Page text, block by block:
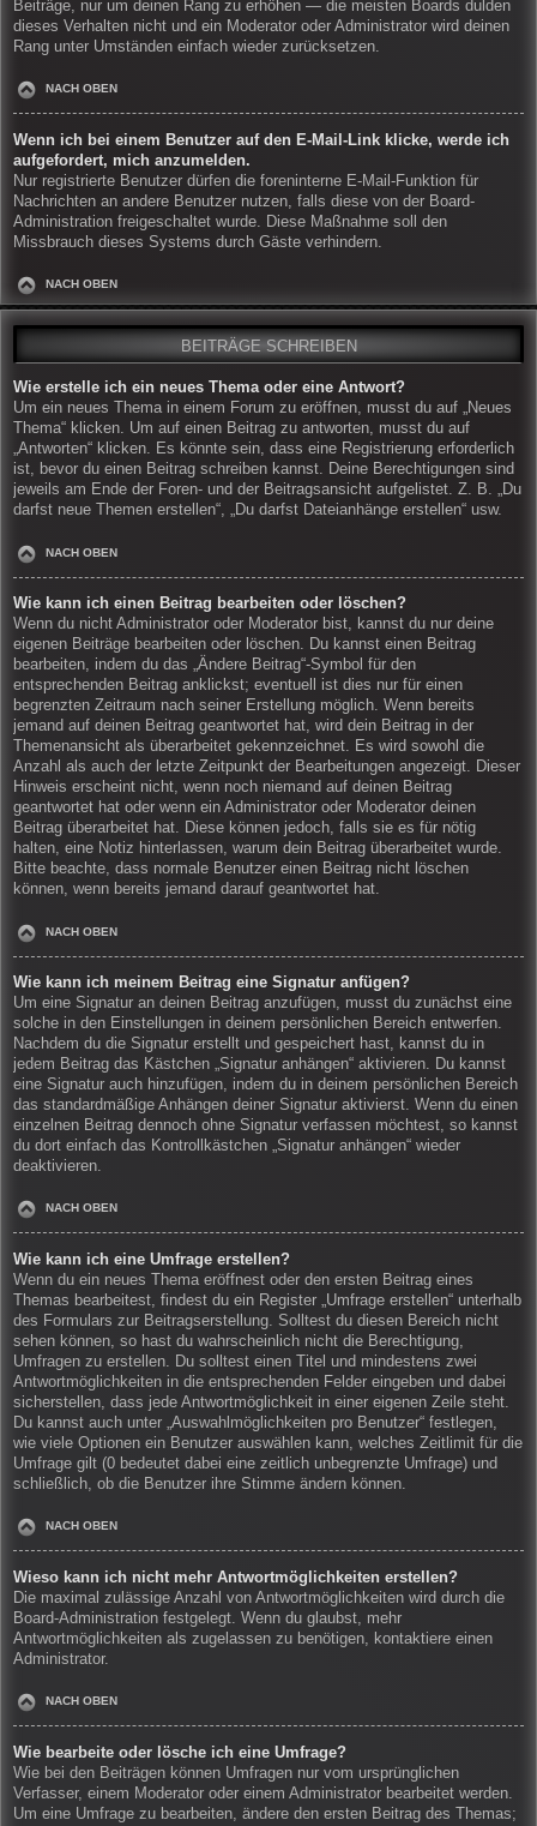
Beiträge, nur um deinen Rang zu erhöhen — die meisten Boards dulden
dieses Verhalten nicht und ein Moderator oder Administrator wird deinen
Rang unter Umständen einfach wieder zurücksetzen.
NACH OBEN
Wenn ich bei einem Benutzer auf den E-Mail-Link klicke, werde ich
aufgefordert, mich anzumelden.
Nur registrierte Benutzer dürfen die foreninterne E-Mail-Funktion für
Nachrichten an andere Benutzer nutzen, falls diese von der Board-
Administration freigeschaltet wurde. Diese Maßnahme soll den
Missbrauch dieses Systems durch Gäste verhindern.
NACH OBEN
BEITRÄGE SCHREIBEN
Wie erstelle ich ein neues Thema oder eine Antwort?
Um ein neues Thema in einem Forum zu eröffnen, musst du auf „Neues
Thema“ klicken. Um auf einen Beitrag zu antworten, musst du auf
„Antworten“ klicken. Es könnte sein, dass eine Registrierung erforderlich
ist, bevor du einen Beitrag schreiben kannst. Deine Berechtigungen sind
jeweils am Ende der Foren- und der Beitragsansicht aufgelistet. Z. B. „Du
darfst neue Themen erstellen“, „Du darfst Dateianhänge erstellen“ usw.
NACH OBEN
Wie kann ich einen Beitrag bearbeiten oder löschen?
Wenn du nicht Administrator oder Moderator bist, kannst du nur deine
eigenen Beiträge bearbeiten oder löschen. Du kannst einen Beitrag
bearbeiten, indem du das „Ändere Beitrag“-Symbol für den
entsprechenden Beitrag anklickst; eventuell ist dies nur für einen
begrenzten Zeitraum nach seiner Erstellung möglich. Wenn bereits
jemand auf deinen Beitrag geantwortet hat, wird dein Beitrag in der
Themenansicht als überarbeitet gekennzeichnet. Es wird sowohl die
Anzahl als auch der letzte Zeitpunkt der Bearbeitungen angezeigt. Dieser
Hinweis erscheint nicht, wenn noch niemand auf deinen Beitrag
geantwortet hat oder wenn ein Administrator oder Moderator deinen
Beitrag überarbeitet hat. Diese können jedoch, falls sie es für nötig
halten, eine Notiz hinterlassen, warum dein Beitrag überarbeitet wurde.
Bitte beachte, dass normale Benutzer einen Beitrag nicht löschen
können, wenn bereits jemand darauf geantwortet hat.
NACH OBEN
Wie kann ich meinem Beitrag eine Signatur anfügen?
Um eine Signatur an deinen Beitrag anzufügen, musst du zunächst eine
solche in den Einstellungen in deinem persönlichen Bereich entwerfen.
Nachdem du die Signatur erstellt und gespeichert hast, kannst du in
jedem Beitrag das Kästchen „Signatur anhängen“ aktivieren. Du kannst
eine Signatur auch hinzufügen, indem du in deinem persönlichen Bereich
das standardmäßige Anhängen deiner Signatur aktivierst. Wenn du einen
einzelnen Beitrag dennoch ohne Signatur verfassen möchtest, so kannst
du dort einfach das Kontrollkästchen „Signatur anhängen“ wieder
deaktivieren.
NACH OBEN
Wie kann ich eine Umfrage erstellen?
Wenn du ein neues Thema eröffnest oder den ersten Beitrag eines
Themas bearbeitest, findest du ein Register „Umfrage erstellen“ unterhalb
des Formulars zur Beitragserstellung. Solltest du diesen Bereich nicht
sehen können, so hast du wahrscheinlich nicht die Berechtigung,
Umfragen zu erstellen. Du solltest einen Titel und mindestens zwei
Antwortmöglichkeiten in die entsprechenden Felder eingeben und dabei
sicherstellen, dass jede Antwortmöglichkeit in einer eigenen Zeile steht.
Du kannst auch unter „Auswahlmöglichkeiten pro Benutzer“ festlegen,
wie viele Optionen ein Benutzer auswählen kann, welches Zeitlimit für die
Umfrage gilt (0 bedeutet dabei eine zeitlich unbegrenzte Umfrage) und
schließlich, ob die Benutzer ihre Stimme ändern können.
NACH OBEN
Wieso kann ich nicht mehr Antwortmöglichkeiten erstellen?
Die maximal zulässige Anzahl von Antwortmöglichkeiten wird durch die
Board-Administration festgelegt. Wenn du glaubst, mehr
Antwortmöglichkeiten als zugelassen zu benötigen, kontaktiere einen
Administrator.
NACH OBEN
Wie bearbeite oder lösche ich eine Umfrage?
Wie bei den Beiträgen können Umfragen nur vom ursprünglichen
Verfasser, einem Moderator oder einem Administrator bearbeitet werden.
Um eine Umfrage zu bearbeiten, ändere den ersten Beitrag des Themas;